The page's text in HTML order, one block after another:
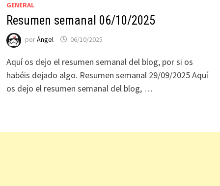
GENERAL
Resumen semanal 06/10/2025
porÁngel 06/10/2025
Aquí os dejo el resumen semanal del blog, por si os
habéis dejado algo. Resumen semanal 29/09/2025 Aquí
os dejo el resumen semanal del blog, …